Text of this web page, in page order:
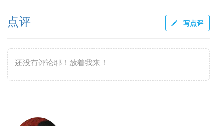
点评 写点评
还没有评论耶！放着我来！